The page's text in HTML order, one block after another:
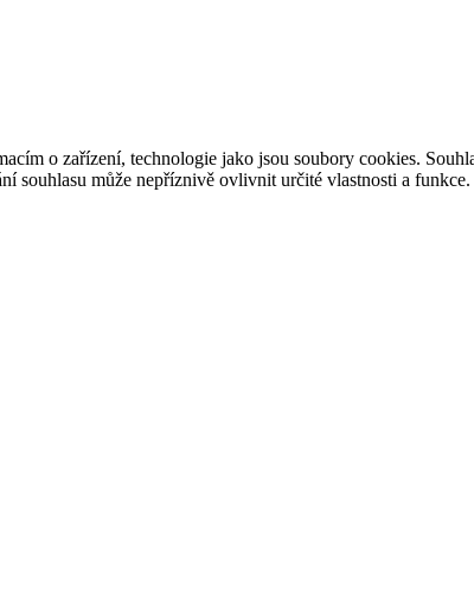
o zařízení, technologie jako jsou soubory cookies.
souhlasu může nepříznivě ovlivnit určité vlastnosti a funkce.